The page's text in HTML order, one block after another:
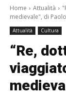
Home Attualità
medievale", di
Attualità Cultura
“Re,